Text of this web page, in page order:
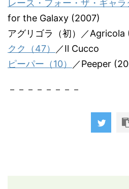
レース・フォー・ザ・ギャラ
for the Galaxy (2007)
アグリゴラ（初）／Agricola
クク（47）
／Il Cucco
ピーパー（10）
／Peeper
－－－－－－－－